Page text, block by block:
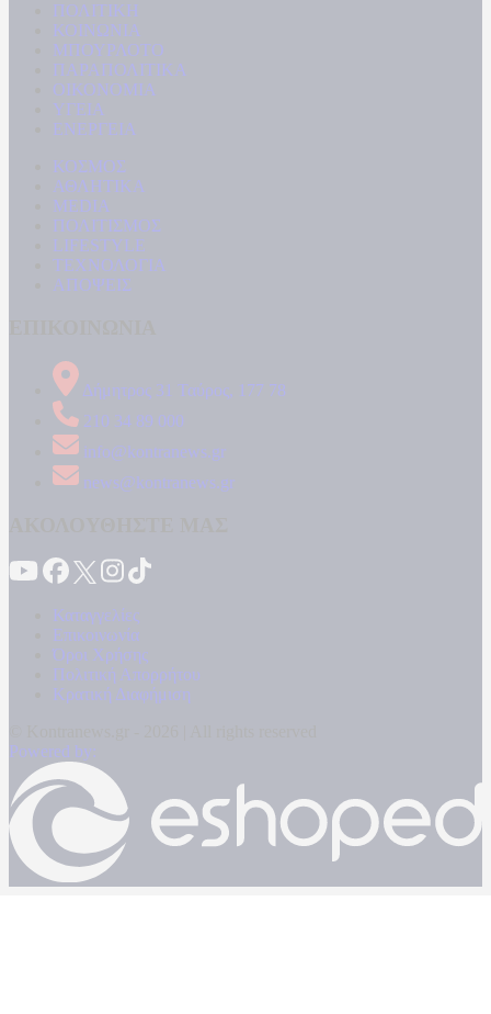
ΠΟΛΙΤΙΚΗ
ΚΟΙΝΩΝΙΑ
ΜΠΟΥΡΛΟΤΟ
ΠΑΡΑΠΟΛΙΤΙΚΑ
ΟΙΚΟΝΟΜΙΑ
ΥΓΕΙΑ
ΕΝΕΡΓΕΙΑ
ΚΟΣΜΟΣ
ΑΘΛΗΤΙΚΑ
MEDIA
ΠΟΛΙΤΙΣΜΟΣ
LIFESTYLE
ΤΕΧΝΟΛΟΓΙΑ
ΑΠΟΨΕΙΣ
Δήμητρος 31 Ταύρος, 177 78
210 34 89 000
info@kontranews.gr
news@kontranews.gr
Καταγγελίες
Επικοινωνία
Όροι Χρήσης
Πολιτική Απορρήτου
Κρατική Διαφήμιση
Powered by: